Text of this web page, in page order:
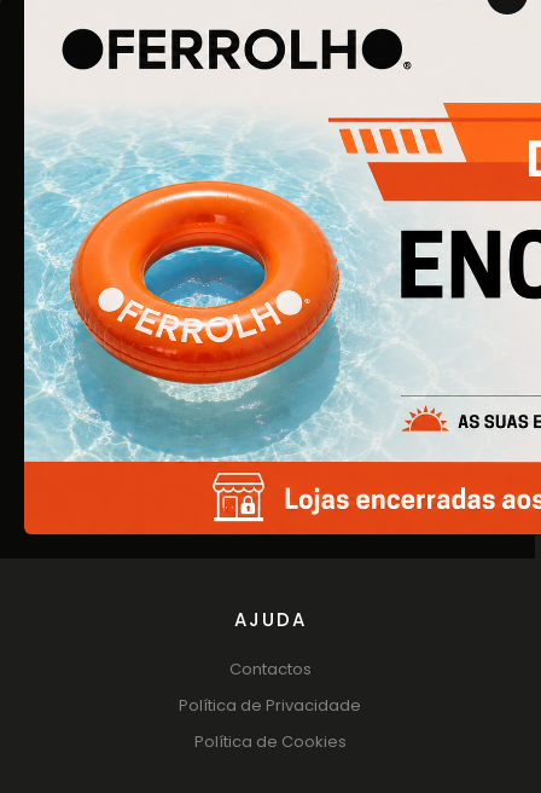
O Ferrolho iniciou a sua atividade em 1990. O que começou
por ser uma simples empresa de ferragens para
construção civil, é agora uma empresa de referência na
área de Ferragens para Mobiliário e Arquitetura.
EMPRESA
Quem Somos
Produtos
Catálogos
AJUDA
Contactos
Política de Privacidade
Política de Cookies